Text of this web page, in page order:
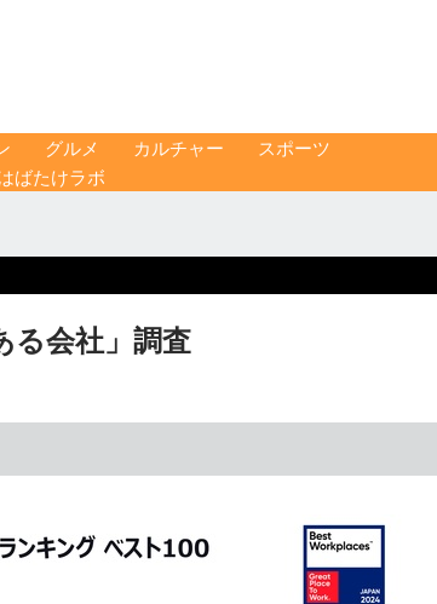
グルメ カルチャー
スポーツ
ばたけラボ
会社」調査